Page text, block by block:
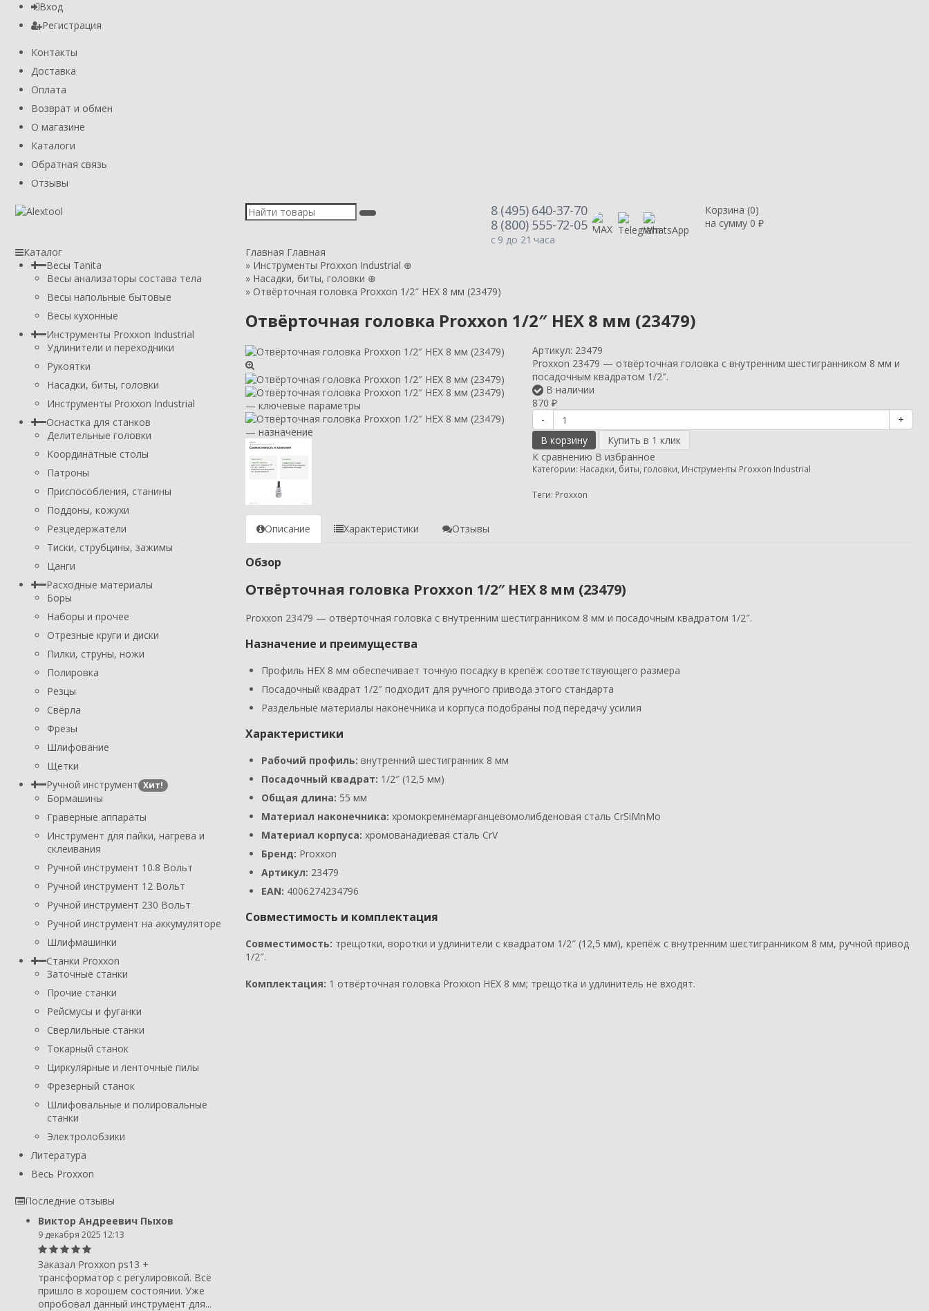
Вход
Регистрация
Контакты
Доставка
Оплата
Возврат и обмен
О магазине
Каталоги
Обратная связь
Отзывы
8 (495) 640-37-70
8 (800) 555-72-05
с 9 до 21 часа
Корзина (0)
на сумму 0 ₽
Главная Главная
» Инструменты Proxxon Industrial ⊕
» Насадки, биты, головки ⊕
» Отвёрточная головка Proxxon 1/2″ HEX 8 мм (23479)
Отвёрточная головка Proxxon 1/2″ HEX 8 мм (23479)
Артикул: 23479
Proxxon 23479 — отвёрточная головка с внутренним шестигранником 8 мм и
посадочным квадратом 1/2″.
В наличии
870₽
-
+
В корзину
К сравнению В избранное
Категории: Насадки, биты, головки Инструменты Proxxon Industrial
Теги: Proxxon
Описание Характеристики Отзывы
Обзор
Отвёрточная головка Proxxon 1/2″ HEX 8 мм (23479)
Proxxon 23479 — отвёрточная головка с внутренним шестигранником 8 мм и посадочным квадратом 1/2″.
Назначение и преимущества
Профиль HEX 8 мм обеспечивает точную посадку в крепёж соответствующего размера
Посадочный квадрат 1/2″ подходит для ручного привода этого стандарта
Раздельные материалы наконечника и корпуса подобраны под передачу усилия
Характеристики
Рабочий профиль: внутренний шестигранник 8 мм
Посадочный квадрат: 1/2″ (12,5 мм)
Общая длина: 55 мм
Материал наконечника: хромокремнемарганцевомолибденовая сталь CrSiMnMo
Материал корпуса: хромованадиевая сталь CrV
Бренд: Proxxon
Артикул: 23479
EAN: 4006274234796
Совместимость и комплектация
Совместимость: трещотки, воротки и удлинители с квадратом 1/2″ (12,5 мм), крепёж с внутренним шестигранником 8 мм, ручной привод
1/2″.
Комплектация: 1 отвёрточная головка Proxxon HEX 8 мм; трещотка и удлинитель не входят.
Каталог
Весы Tanita
Весы анализаторы состава тела
Весы напольные бытовые
Весы кухонные
Инструменты Proxxon Industrial
Удлинители и переходники
Рукоятки
Насадки, биты, головки
Инструменты Proxxon Industrial
Оснастка для станков
Делительные головки
Координатные столы
Патроны
Приспособления, станины
Поддоны, кожухи
Резцедержатели
Тиски, струбцины, зажимы
Цанги
Расходные материалы
Боры
Наборы и прочее
Отрезные круги и диски
Пилки, струны, ножи
Полировка
Резцы
Свёрла
Фрезы
Шлифование
Щетки
Ручной инструмент Хит!
Бормашины
Граверные аппараты
Инструмент для пайки, нагрева и
склеивания
Ручной инструмент 10.8 Вольт
Ручной инструмент 12 Вольт
Ручной инструмент 230 Вольт
Ручной инструмент на аккумуляторе
Шлифмашинки
Станки Proxxon
Заточные станки
Прочие станки
Рейсмусы и фуганки
Сверлильные станки
Токарный станок
Циркулярные и ленточные пилы
Фрезерный станок
Шлифовальные и полировальные
станки
Электролобзики
Литература
Весь Proxxon
Последние отзывы
Виктор Андреевич Пыхов
9 декабря 2025 12:13
Заказал Proxxon ps13 +
трансформатор с регулировкой. Всё
пришло в хорошем состоянии. Уже
опробовал данный инструмент для...